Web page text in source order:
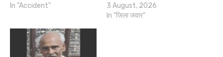
In "Accident"
3 August, 2026
In "जिला जवार"